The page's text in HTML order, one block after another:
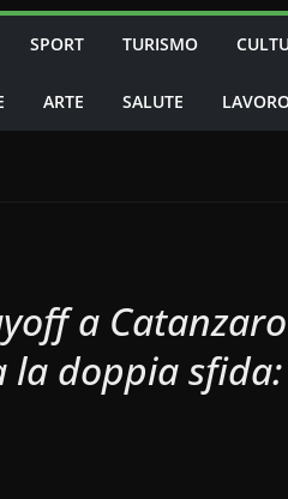
SPORT TURISMO
ARTE SALUTE
a
doppia